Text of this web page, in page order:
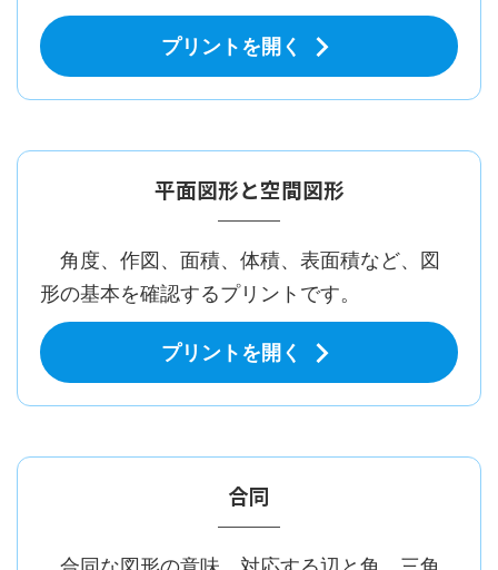
プリントを開く
平面図形と空間図形
角度、作図、面積、体積、表面積など、図
形の基本を確認するプリントです。
プリントを開く
合同